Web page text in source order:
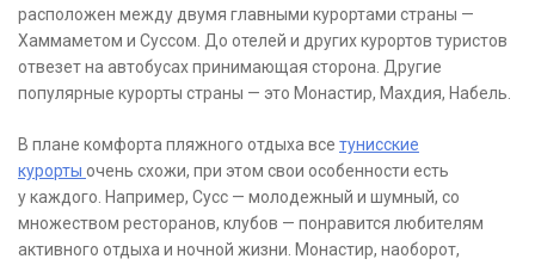
расположен между двумя главными курортами страны —
Хаммаметом и Суссом. До отелей и других курортов туристов
отвезет на автобусах принимающая сторона. Другие
популярные курорты страны — это Монастир, Махдия, Набель.
В плане комфорта пляжного отдыха все тунисские
курорты очень схожи, при этом свои особенности есть
у каждого. Например, Сусс — молодежный и шумный, со
множеством ресторанов, клубов — понравится любителям
активного отдыха и ночной жизни. Монастир, наоборот,